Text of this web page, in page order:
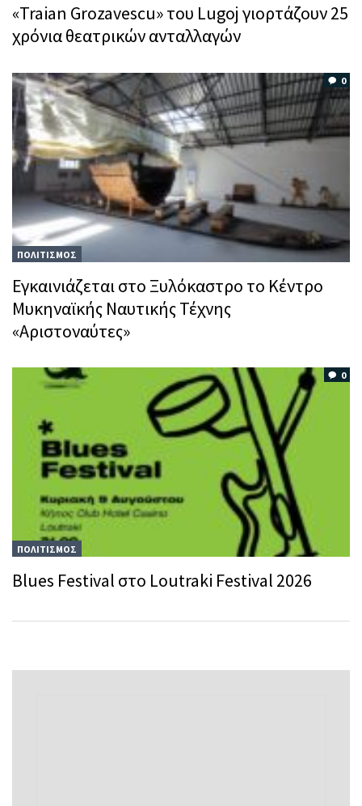
«Traian Grozavescu» του Lugoj γιορτάζουν 25
χρόνια θεατρικών ανταλλαγών
0
ΠΟΛΙΤΙΣΜΟΣ
Εγκαινιάζεται στο Ξυλόκαστρο το Κέντρο
Μυκηναϊκής Ναυτικής Τέχνης
«Αριστοναύτες»
0
ΠΟΛΙΤΙΣΜΟΣ
Blues Festival στο Loutraki Festival 2026